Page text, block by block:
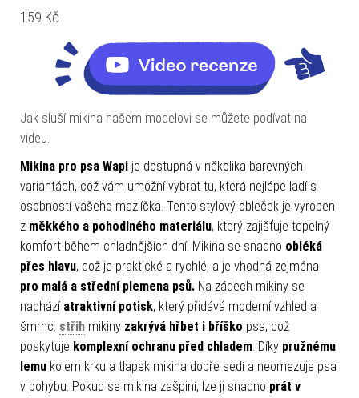
159 Kč
Jak sluší mikina našem modelovi se můžete podívat na
videu.
Mikina pro psa Wapi je dostupná v několika barevných
variantách, což vám umožní vybrat tu, která nejlépe ladí s
osobností vašeho mazlíčka. Tento stylový obleček je vyroben
z měkkého a pohodlného materiálu, který zajišťuje tepelný
komfort během chladnějších dní. Mikina se snadno obléká
přes hlavu, což je praktické a rychlé, a je vhodná zejména
pro malá a střední plemena psů. Na zádech mikiny se
nachází atraktivní potisk, který přidává moderní vzhled a
šmrnc. střih mikiny zakrývá hřbet i bříško psa, což
poskytuje komplexní ochranu před chladem. Díky pružnému
lemu kolem krku a tlapek mikina dobře sedí a neomezuje psa
v pohybu. Pokud se mikina zašpiní, lze ji snadno prát v